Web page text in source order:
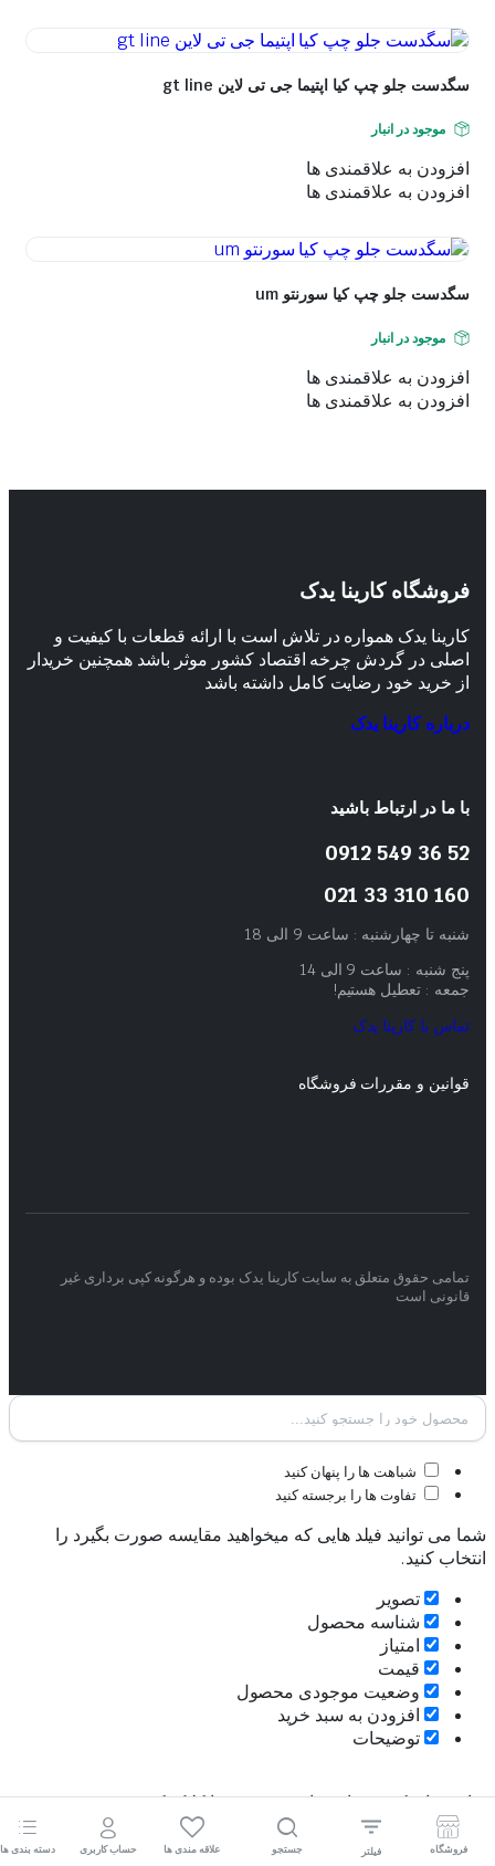
سگدست جلو چپ کیا اپتیما جی تی لاین gt line
موجود در انبار
افزودن به علاقمندی ها
افزودن به علاقمندی ها
سگدست جلو چپ کیا سورنتو um
موجود در انبار
افزودن به علاقمندی ها
افزودن به علاقمندی ها
فروشگاه کارینا یدک
کارینا یدک همواره در تلاش است با ارائه قطعات با کیفیت و
اصلی در گردش چرخه اقتصاد کشور موثر باشد همچنین خریدار
از خرید خود رضایت کامل داشته باشد
درباره کارینا یدک
با ما در ارتباط باشید
52 36 549 0912
160 310 33 021
شنبه تا چهارشنبه : ساعت 9 الی 18
پنج شنبه : ساعت 9 الی 14
جمعه : تعطیل هستیم!
تماس با کارینا یدک
قوانین و مقررات فروشگاه
تمامی حقوق متعلق به سایت کارینا یدک بوده و هرگونه کپی برداری غیر
قانونی است
فروشگاه فیلتر جستجو علاقه مندی ها حساب کاربری دسته بندی ها
شباهت ها را پنهان کنید
تفاوت ها را برجسته کنید
شما می توانید فیلد هایی که میخواهید مقایسه صورت بگیرد را
انتخاب کنید.
تصویر
شناسه محصول
امتیاز
قیمت
وضعیت موجودی محصول
افزودن به سبد خرید
توضیحات
برای پنهان کردن نوار مقایسه، بیرون را کلیک کنید
مقایسه کنید